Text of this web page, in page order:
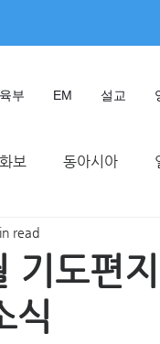
부 EM 설교
보 동아시아
대만
도편
식
read